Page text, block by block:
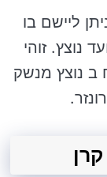
ליישם בו
נוצץ. זוהי
ב נוצץ מנשק